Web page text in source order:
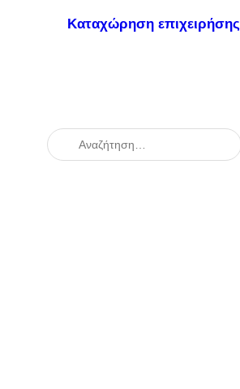
Καταχώρηση επιχειρήσης